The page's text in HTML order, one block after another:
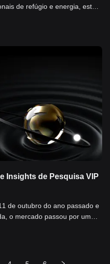
de refúgio e energia, estão
por onça e os futuros de
US$ 77-80 por barril, o que
globais.
Insights de Pesquisa VIP
de outubro do ano passado e
o mercado passou por um
termos macroeconômicos, o